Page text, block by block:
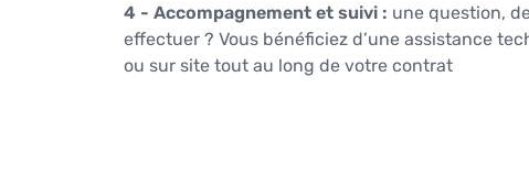
4 - Accompagnement et suivi : une question,
effectuer ? Vous bénéficiez d’une assistance
ou sur site tout au long de votre contrat